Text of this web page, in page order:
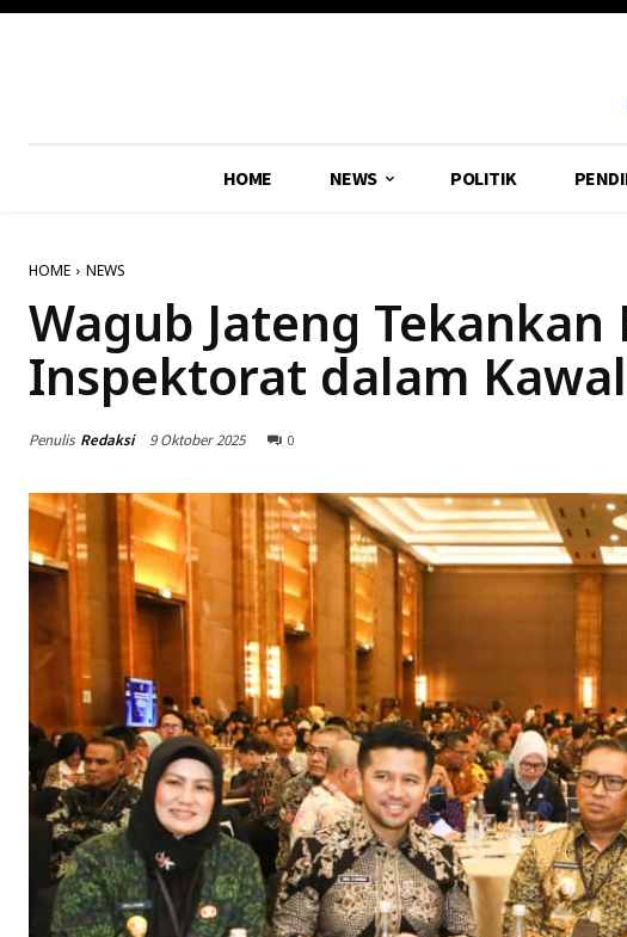
HOME NEWS POLITIK
HOME NEWS
Wagub Jateng
Inspektorat dalam
Penulis Redaksi 9 Oktober 2025 0